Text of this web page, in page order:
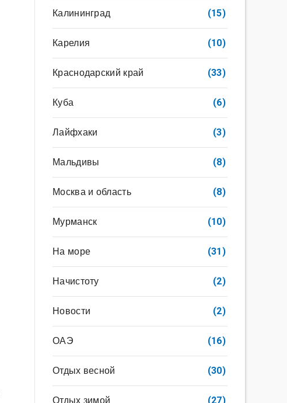
Калининград (15)
Карелия (10)
Краснодарский край (33)
Куба (6)
Лайфхаки (3)
Мальдивы (8)
Москва и область (8)
Мурманск (10)
На море (31)
Начистоту (2)
Новости (2)
ОАЭ (16)
Отдых весной (30)
(27)